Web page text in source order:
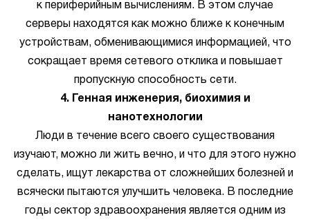
к периферийным вычислениям. В этом случае
серверы находятся как можно ближе к конечным
устройствам, обменивающимися информацией, что
сокращает время сетевого отклика и повышает
пропускную способность сети.
4. Генная инженерия, биохимия и
нанотехнологии
Люди в течение всего своего существования
изучают, можно ли жить вечно, и что для этого нужно
сделать, ищут лекарства от сложнейших болезней и
всячески пытаются улучшить человека. В последние
годы сектор здравоохранения является одним из